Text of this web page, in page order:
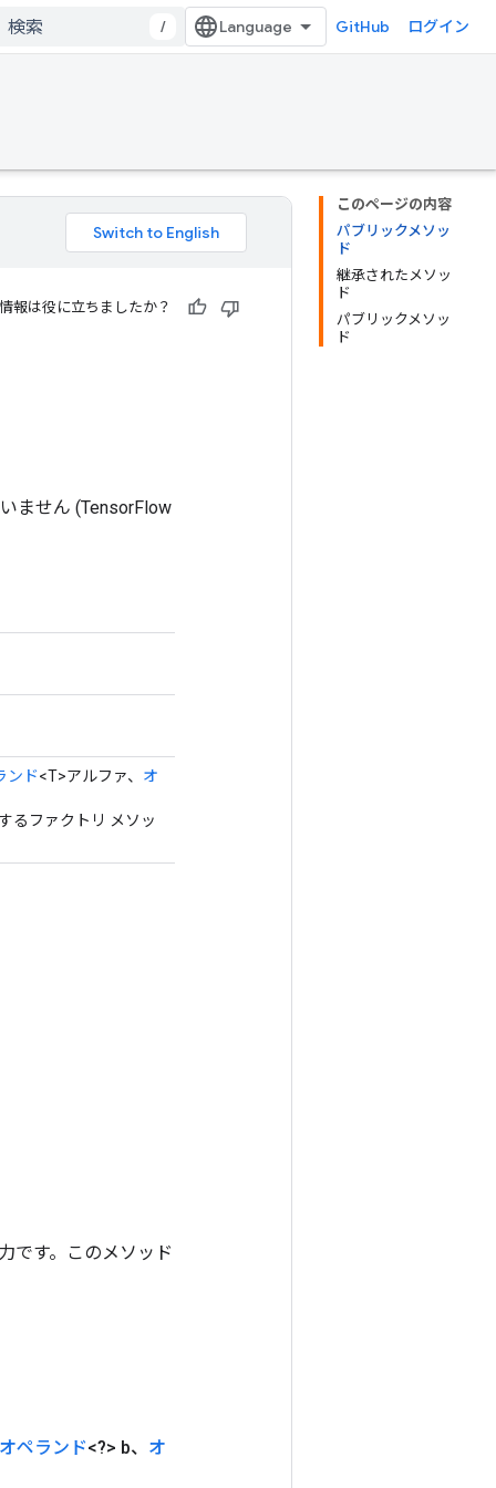
/ GitHub ログイン
このページの内容
パブリックメソッ
ド
継承されたメソッ
ド
パブリックメソッ
ド
報は役に立ちましたか？
ません (TensorFlow
ンド<T>アルファ、 オ
るファクトリ メソッ
です。このメソッド
オペランド<?> b、 オ